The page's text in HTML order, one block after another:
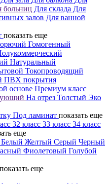
больниц Для склада Для
залов Для ванной
показать еще
Гомогенный
Натуральный
Токопроводящий
ПВХ покрытия
основе Премиум класс
На отрез Толстый Эко
Под ламинат показать еще
32 класс 33 класс 34 класс
еще
Белый Желтый Серый Черный
Фиолетовый Голубой
показать еще